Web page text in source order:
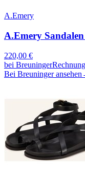
A.Emery
A.Emery
220,00 €
bei Breuninger
Bei Breuninger ansehen